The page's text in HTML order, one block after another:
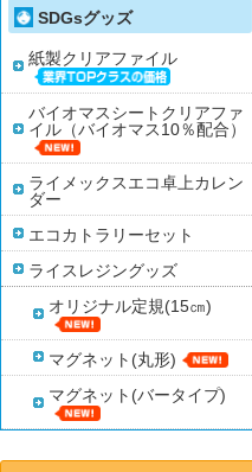
SDGsグッズ
紙製クリアファイル
バイオマスシートクリアファ
イル（バイオマス10％配合）
ライメックスエコ卓上カレン
ダー
エコカトラリーセット
ライスレジングッズ
オリジナル定規(15㎝)
マグネット(丸形)
マグネット(バータイプ)